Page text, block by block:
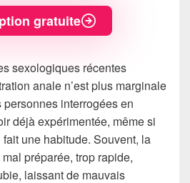
gratuite
sexologiques récentes
anale n’est plus marginale
interrogées en
déjà expérimentée, même si
une habitude. Souvent, la
préparée, trop rapide,
laissant de mauvais